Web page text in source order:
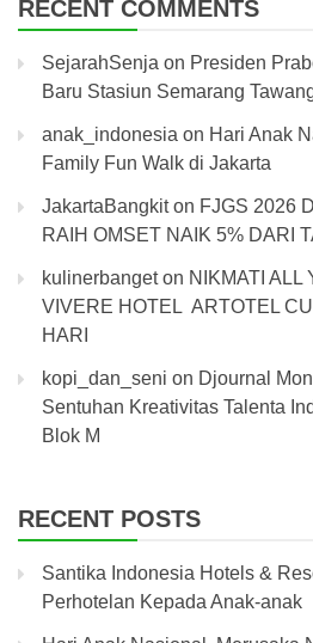
RECENT COMMENTS
SejarahSenja on Presiden
Baru Stasiun Semarang
anak_indonesia on Hari Anak
Family Fun Walk di Jakarta
JakartaBangkiton FJGS 2026
RAIH OMSET NAIK 5% DARI
kulinerbangeton NIKMATI ALL
VIVERE HOTEL ARTOTEL
HARI
kopi_dan_seni on Djournal
Sentuhan Kreativitas Talenta
Blok M
RECENT POSTS
Santika Indonesia Hotels &
Perhotelan Kepada Anak-anak